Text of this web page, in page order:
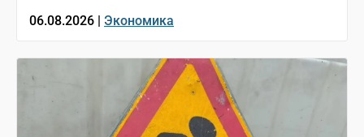
06.08.2026 | Экономика